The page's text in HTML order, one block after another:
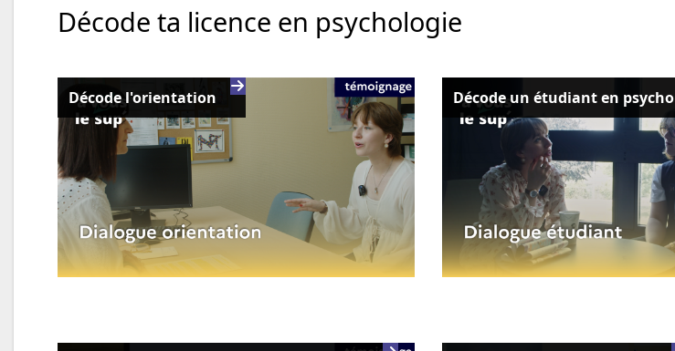
Décode ta licence en psychologie
Décode l'orientation Décode un étudiant en psycho